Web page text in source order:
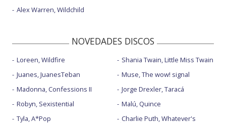
Alex Warren, Wildchild
NOVEDADES DISCOS
Loreen, Wildfire
Juanes, JuanesTeban
Madonna, Confessions II
Robyn, Sexistential
Tyla, A*Pop
Shania Twain, Little Miss Twain
Muse, The wow! signal
Jorge Drexler, Taracá
Malú, Quince
Charlie Puth, Whatever's